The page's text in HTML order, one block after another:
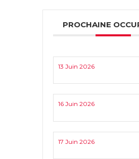
PROCHAINE
13 Juin 2026
16 Juin 2026
17 Juin 2026